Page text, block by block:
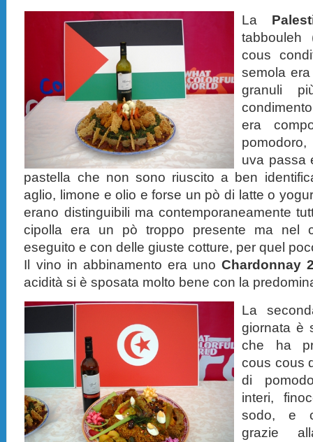
La
tabbouleh
cous
semola
granuli
era
uva passa
pastella che non sono riuscito a ben
aglio, limone e olio e forse un pò di latte o
erano distinguibili ma contemporaneamente
cipolla era un pò troppo presente ma nel
eseguito e con delle giuste cotture, per quel
Il vino in abbinamento era unoChardonnay
acidità si è sposata molto bene con la
La
giornata è
che ha
cous cous
di
interi,
sodo, e
grazie